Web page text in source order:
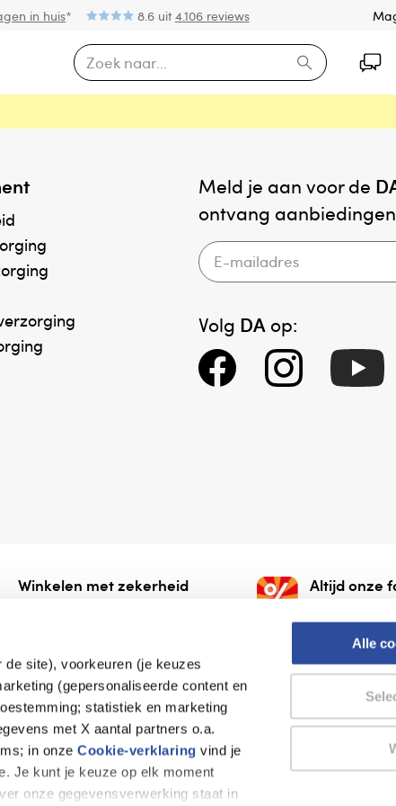
site), voorkeuren (je keuzes
(gepersonaliseerde content en
statistiek en marketing
met X aantal partners o.a.
in onzeCookie-verklaring vind je
Je kunt je keuze op elk moment
onze gegevensverwerking staat in
Alle
in huis* 8.6 uit4.106 reviews
Meld je aan voor de
ontvang
Volg DA op:
Winkelen met zekerheid Altijd onze
AlleFolders.
specialist
verklaring Thuiswinkel waarborg